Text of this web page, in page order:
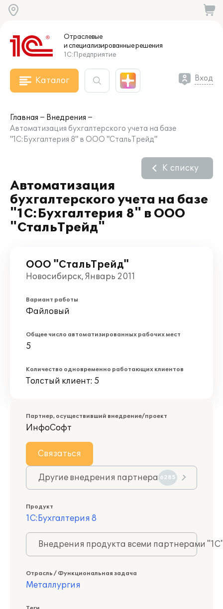
Отраслевые
и специализированныерешения
1С:Предприятие
Каталог Вход
Главная
Внедрения
Автоматизация бухгалтерского учета на базе
"1С:Бухгалтерия 8" в ООО "СтальТрейд"
Автоматизация
бухгалтерского учета на базе
"1С:Бухгалтерия 8" в ООО
"СтальТрейд"
К списку
ООО "СтальТрейд"
Новосибирск, Январь 2011
Вариант работы
Файловый
Общее число автоматизированных рабочих мест
5
Количество одновременно работающих клиентов
Толстый клиент: 5
Партнер, осуществивший внедрение/проект
ИнфоСофт
Связаться
Другие внедрения партнера 6285
Продукт
1С:Бухгалтерия 8
Внедрения продукта всеми партнерами
Отрасль / Функциональная задача
Металлургия